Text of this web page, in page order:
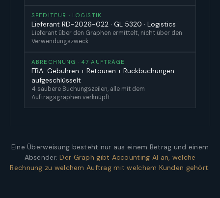
SPEDITEUR · LOGISTIK
Lieferant RD-2026-022 · GL 5320 · Logistics
Lieferant über den Graphen ermittelt, nicht über den
Verwendungszweck.
ABRECHNUNG · 47 AUFTRÄGE
FBA-Gebühren + Retouren + Rückbuchungen
aufgeschlüsselt
4 saubere Buchungszeilen, alle mit dem
Auftragsgraphen verknüpft.
Eine Überweisung besteht nur aus einem Betrag und einem
Absender. Der Graph gibt Accounting AI an, welche
Rechnung zu welchem Auftrag mit welchem Kunden gehört.